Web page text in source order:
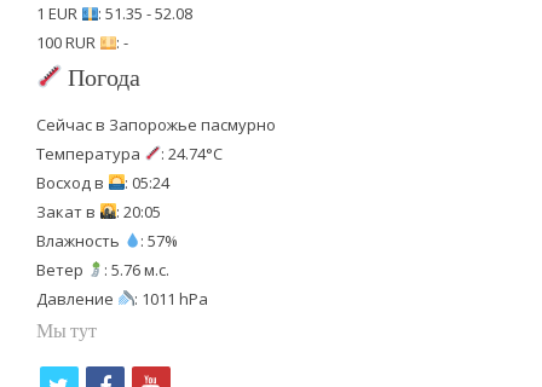
1 EUR
: 51.35 - 52.08
100 RUR
: -
Погода
Сейчас в Запорожье пасмурно
Температура
: 24.74°C
Восход в
: 05:24
Закат в
: 20:05
Влажность
: 57%
Ветер
: 5.76 м.с.
Давление
: 1011 hPa
Мы тут